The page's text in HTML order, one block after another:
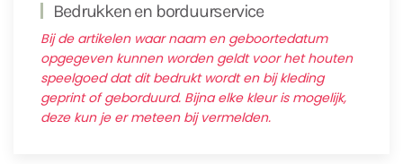
Bedrukken en borduurservice
Bij de artikelen waar naam en geboortedatum
opgegeven kunnen worden geldt voor het houten
speelgoed dat dit bedrukt wordt en bij kleding
geprint of geborduurd. Bijna elke kleur is mogelijk,
deze kun je er meteen bij vermelden.